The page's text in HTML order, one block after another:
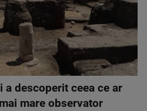
a descoperit ceea ce ar
mare observator